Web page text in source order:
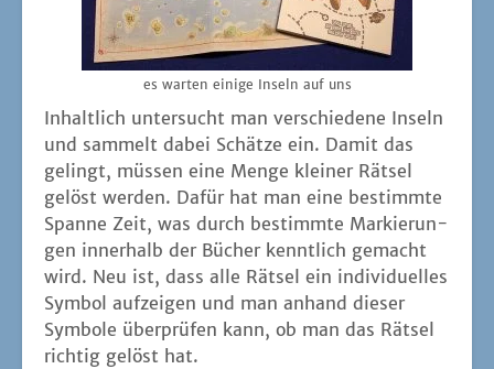
es war­ten eini­ge Inseln auf uns
Inhalt­lich unter­sucht man ver­schie­de­ne Inseln
und sam­melt dabei Schät­ze ein. Damit das
gelingt, müs­sen eine Men­ge klei­ner Rät­sel
gelöst wer­den. Dafür hat man eine bestimm­te
Span­ne Zeit, was durch bestimm­te Mar­kie­run­
gen inner­halb der Bücher kennt­lich gemacht
wird. Neu ist, dass alle Rät­sel ein indi­vi­du­el­les
Sym­bol auf­zei­gen und man anhand die­ser
Sym­bo­le über­prü­fen kann, ob man das Rät­sel
rich­tig gelöst hat.